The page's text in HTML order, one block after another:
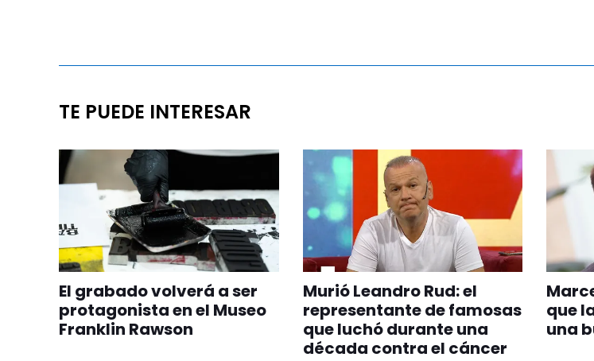
TE PUEDE INTERESAR
El grabado volverá a ser
protagonista en el Museo
Franklin Rawson
Murió Leandro Rud: el
representante de famosas
que luchó durante una
década contra el cáncer
que
una